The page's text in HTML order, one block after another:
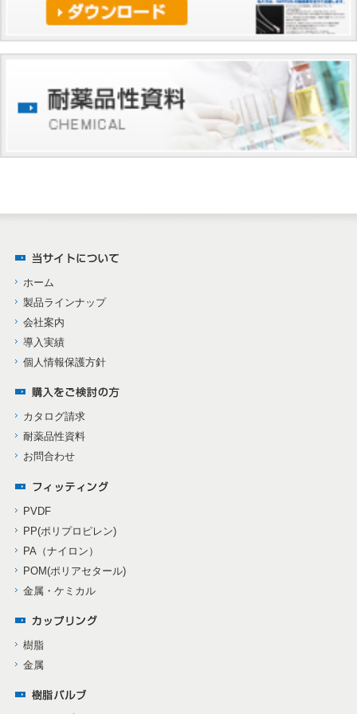
ホーム
製品ラインナップ
会社案内
導入実績
個人情報保護方針
カタログ請求
耐薬品性資料
お問合わせ
PVDF
PP(ポリプロピレン)
PA（ナイロン）
POM(ポリアセタール)
金属・ケミカル
樹脂
金属